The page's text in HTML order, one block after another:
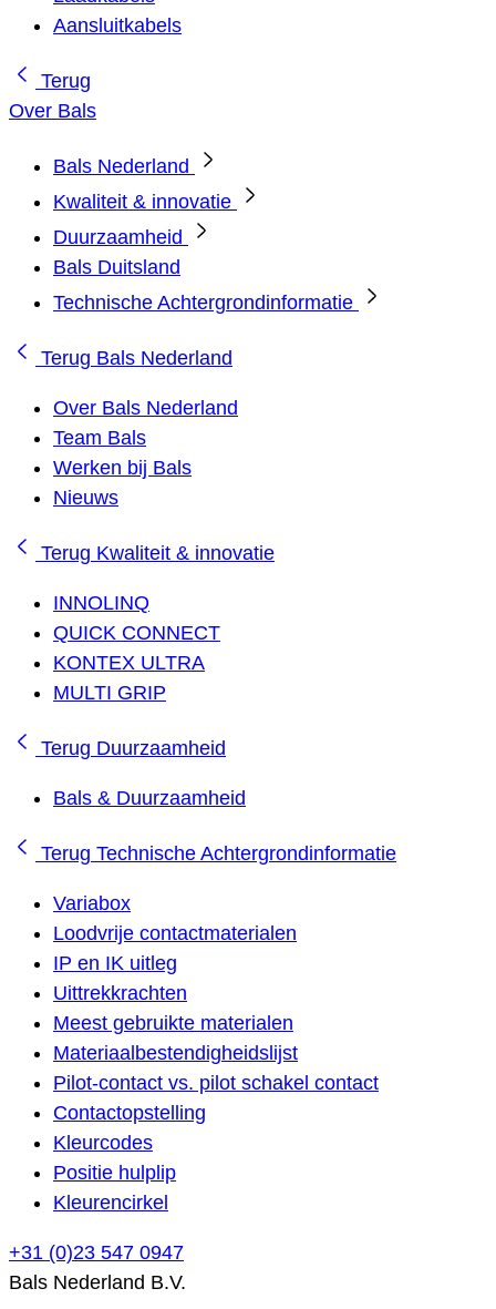
Aansluitkabels
Terug
Over Bals
Bals Nederland
Kwaliteit & innovatie
Duurzaamheid
Bals Duitsland
Technische Achtergrondinformatie
Terug Bals Nederland
Over Bals Nederland
Team Bals
Werken bij Bals
Nieuws
Terug Kwaliteit & innovatie
INNOLINQ
QUICK CONNECT
KONTEX ULTRA
MULTI GRIP
Terug Duurzaamheid
Bals & Duurzaamheid
Terug Technische Achtergrondinformatie
Variabox
Loodvrije contactmaterialen
IP en IK uitleg
Uittrekkrachten
Meest gebruikte materialen
Materiaalbestendigheidslijst
Pilot-contact vs. pilot schakel contact
Contactopstelling
Kleurcodes
Positie hulplip
Kleurencirkel
+31 (0)23 547 0947
Bals Nederland B.V.